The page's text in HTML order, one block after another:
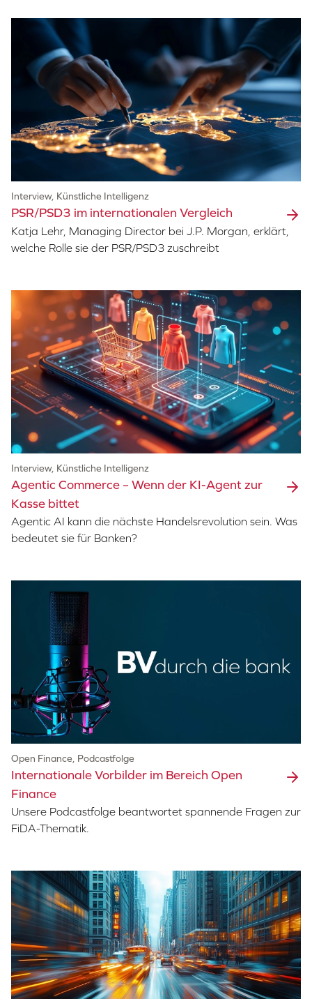
Interview, Künstliche Intelligenz
PSR/PSD3 im internationalen Vergleich
Katja Lehr, Managing Director bei J.P. Morgan, erklärt,
welche Rolle sie der PSR/PSD3 zuschreibt
Interview, Künstliche Intelligenz
Agentic Commerce – Wenn der KI-Agent zur
Kasse bittet
Agentic AI kann die nächste Handelsrevolution sein. Was
bedeutet sie für Banken?
Open Finance, Podcastfolge
Internationale Vorbilder im Bereich Open
Finance
Unsere Podcastfolge beantwortet spannende Fragen zur
FiDA-Thematik.